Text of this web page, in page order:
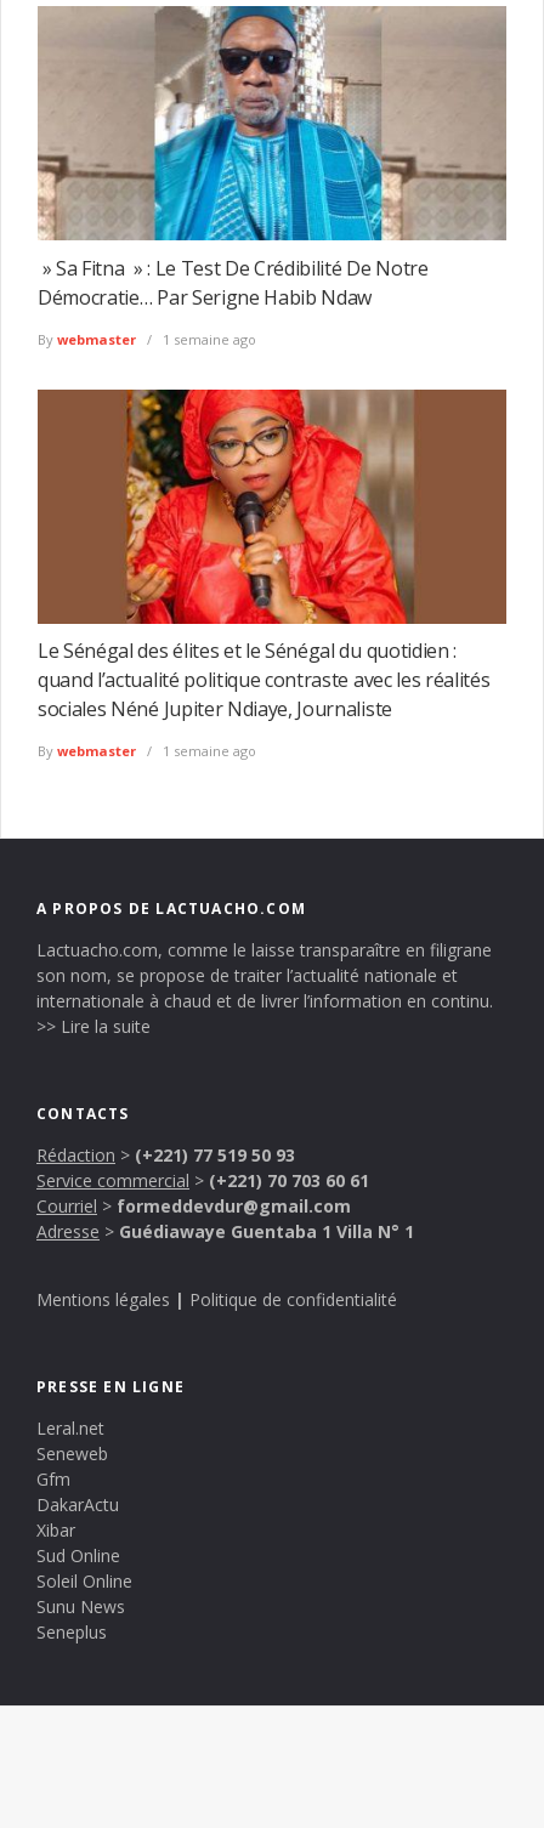
» Sa Fitna » : Le Test De Crédibilité De Notre
Démocratie… Par Serigne Habib Ndaw
By webmaster 1 semaine ago
Le Sénégal des élites et le Sénégal du quotidien :
quand l’actualité politique contraste avec les réalités
sociales Néné Jupiter Ndiaye, Journaliste
By webmaster 1 semaine ago
A PROPOS DE LACTUACHO.COM
Lactuacho.com, comme le laisse transparaître en filigrane
son nom, se propose de traiter l’actualité nationale et
internationale à chaud et de livrer l’information en continu.
>> Lire la suite
CONTACTS
Rédaction > (+221) 77 519 50 93
Service commercial > (+221) 70 703 60 61
Courriel > formeddevdur@gmail.com
Adresse > Guédiawaye Guentaba 1 Villa N° 1
Mentions légales | Politique de confidentialité
PRESSE EN LIGNE
Leral.net
Seneweb
Gfm
DakarActu
Xibar
Sud Online
Soleil Online
Sunu News
Seneplus